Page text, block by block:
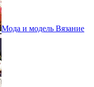
Мода и модель Вязание